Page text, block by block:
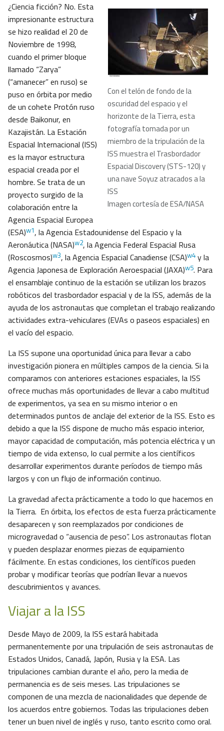
Con el telón de fondo de la
oscuridad del espacio y el
horizonte de la Tierra, esta
fotografía tomada por un
miembro de la tripulación de la
ISS muestra el Trasbordador
Espacial Discovery (STS-120) y
una nave Soyuz atracados a la
ISS
Imagen cortesía de ESA/NASA
¿Ciencia ficción? No. Esta
impresionante estructura
se hizo realidad el 20 de
Noviembre de 1998,
cuando el primer bloque
llamado “Zarya”
(“amanecer” en ruso) se
puso en órbita por medio
de un cohete Protón ruso
desde Baikonur, en
Kazajistán. La Estación
Espacial Internacional (ISS)
es la mayor estructura
espacial creada por el
hombre. Se trata de un
proyecto surgido de la
colaboración entre la
Agencia Espacial Europea
(ESA)w1, la Agencia Estadounidense del Espacio y la
Aeronáutica (NASA)w2, la Agencia Federal Espacial Rusa
(Roscosmos)w3, la Agencia Espacial Canadiense (CSA)w4 y la
Agencia Japonesa de Exploración Aeroespacial (JAXA)w5. Para
el ensamblaje continuo de la estación se utilizan los brazos
robóticos del trasbordador espacial y de la ISS, además de la
ayuda de los astronautas que completan el trabajo realizando
actividades extra-vehiculares (EVAs o paseos espaciales) en
el vacío del espacio.
La ISS supone una oportunidad única para llevar a cabo
investigación pionera en múltiples campos de la ciencia. Si la
comparamos con anteriores estaciones espaciales, la ISS
ofrece muchas más oportunidades de llevar a cabo multitud
de experimentos, ya sea en su mismo interior o en
determinados puntos de anclaje del exterior de la ISS. Esto es
debido a que la ISS dispone de mucho más espacio interior,
mayor capacidad de computación, más potencia eléctrica y un
tiempo de vida extenso, lo cual permite a los científicos
desarrollar experimentos durante períodos de tiempo más
largos y con un flujo de información continuo.
La gravedad afecta prácticamente a todo lo que hacemos en
la Tierra. En órbita, los efectos de esta fuerza prácticamente
desaparecen y son reemplazados por condiciones de
microgravedad o “ausencia de peso”. Los astronautas flotan
y pueden desplazar enormes piezas de equipamiento
fácilmente. En estas condiciones, los científicos pueden
probar y modificar teorías que podrían llevar a nuevos
descubrimientos y avances.
Viajar a la ISS
Desde Mayo de 2009, la ISS estará habitada
permanentemente por una tripulación de seis astronautas de
Estados Unidos, Canadá, Japón, Rusia y la ESA. Las
tripulaciones cambian durante el año, pero la media de
permanencia es de seis meses. Las tripulaciones se
componen de una mezcla de nacionalidades que depende de
los acuerdos entre gobiernos. Todas las tripulaciones deben
tener un buen nivel de inglés y ruso, tanto escrito como oral.